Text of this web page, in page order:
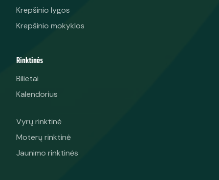
Krepšinio lygos
Krepšinio mokyklos
Rinktinės
Bilietai
Kalendorius
Vyrų rinktinė
Moterų rinktinė
Jaunimo rinktinės